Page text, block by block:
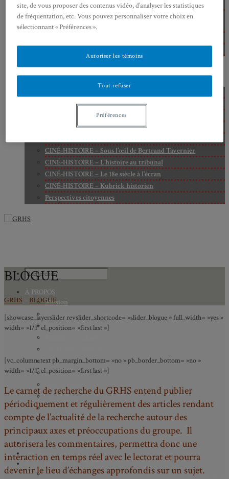
Cité
Axe 2 : Réputation, célébrité et popularité dans l’espace
public
CINÉ-HISTOIRE – La femme à la caméra
CINÉ-HISTOIRE – L’histoire comme chaos
CINÉ-HISTOIRE – Rome face à l’histoire
CINÉ-HISTOIRE – Sous l’œil de Bertrand Tavernier
CINÉ-HISTOIRE – L’histoire au tribunal
CINÉ-HISTOIRE – Le 18e siècle à l’écran
CINÉ-HISTOIRE – Kubrick historien
Perspectives citoyennes
À PROPOS
Mission
Programmation scientifique
Membres réguliers
Diplômé.e.s
Statuts
Gouvernance
Partenaires
Bulletin trimestriel du GRHS
JIME
Bourses du GRHS
ARCHIVES
PROJETS EN COURS
AXES DE RECHERCHE
Axe 1 : Représentations publiques, communes et privées de la
BLOGUE
GRHS
BLOGUE
[showcase_layerslider revslider_shortcode= »slider_blogue » full_width= »yes »
width= »1/1″ el_position= »first last »]
[vc_column_text pb_margin_bottom= »no » pb_border_bottom= »no »
width= »1/1″ el_position= »first last »]
Le carnet de recherche du GRHS entend publier
périodiquement et régulièrement des articles rendant
compte de l’actualité de la recherche autour des
principaux axes et préoccupations du groupe. Il
autorisera les commentaires, permettra donc une
interaction en temps réel avec le lectorat et pourra
devenir le lieu d’échanges approfondis sur un sujet.
site, de vous proposer des contenus vidéo, d’analyser les statistiques
de fréquentation, etc. Vous pouvez personnaliser votre choix en
sélectionnant « Préférences ».
Tout refuser
Autoriser les témoins
Préférences